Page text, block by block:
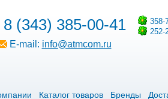
8 (343) 385-00-41
E-mail: info@atmcom.ru
358-
252-
Каталог товаров Бренды